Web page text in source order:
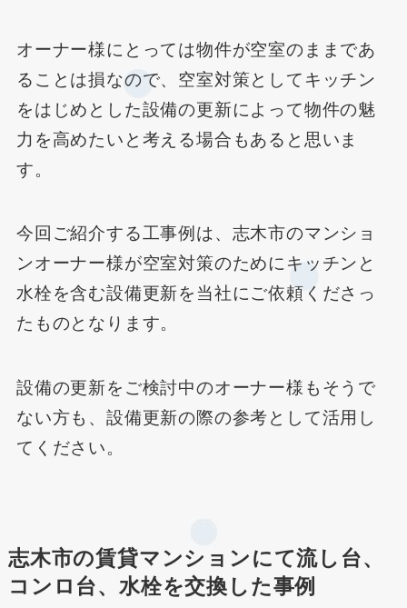
オーナー様にとっては物件が空室のままであ
ることは損なので、空室対策としてキッチン
をはじめとした設備の更新によって物件の魅
力を高めたいと考える場合もあると思いま
す。
今回ご紹介する工事例は、志木市のマンショ
ンオーナー様が空室対策のためにキッチンと
水栓を含む設備更新を当社にご依頼くださっ
たものとなります。
設備の更新をご検討中のオーナー様もそうで
ない方も、設備更新の際の参考として活用し
てください。
志木市の賃貸マンションにて流し台、
コンロ台、水栓を交換した事例